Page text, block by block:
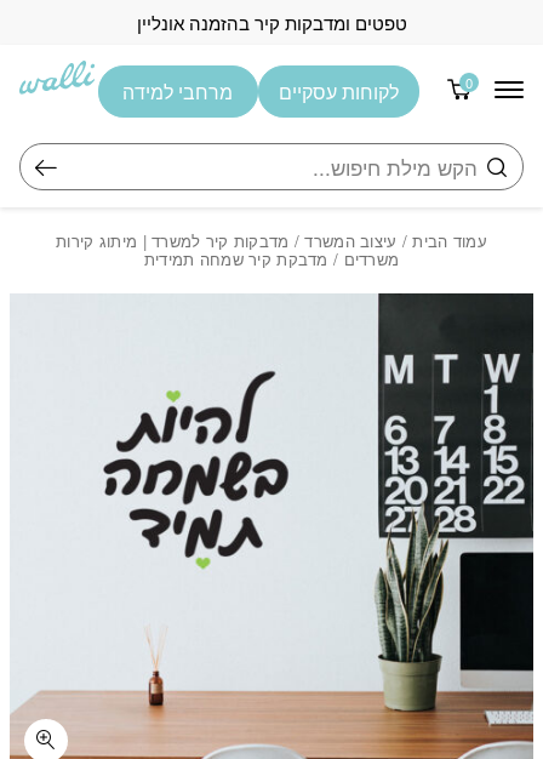
טפטים ומדבקות קיר בהזמנה אונליין
0
חיפוש
לקוחות עסקיים מרחבי למידה
עמוד הבית/ עיצוב המשרד/ מדבקות קיר למשרד | מיתוג קירות
משרדים / מדבקת קיר שמחה תמידית